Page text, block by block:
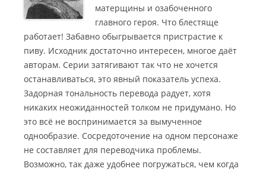
матерщины и озабоченного
главного героя. Что блестяще
работает! Забавно обыгрывается пристрастие к
пиву. Исходник достаточно интересен, многое даёт
авторам. Серии затягивают так что не хочется
останавливаться, это явный показатель успеха.
Задорная тональность перевода радует, хотя
никаких неожиданностей толком не придумано. Но
это всё не воспринимается за вымученное
однообразие. Сосредоточение на одном персонаже
не составляет для переводчика проблемы.
Возможно, так даже удобнее погружаться, чем когда